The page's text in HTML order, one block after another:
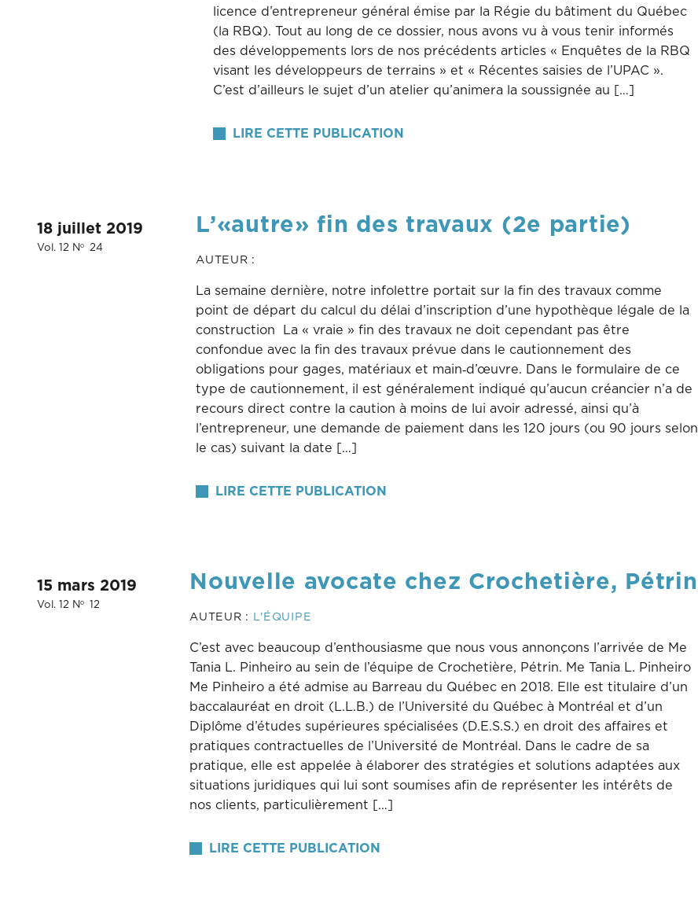
licence d’entrepreneur général émise par la Régie du bâtiment du Québec
(la RBQ). Tout au long de ce dossier, nous avons vu à vous tenir informés
des développements lors de nos précédents articles « Enquêtes de la RBQ
visant les développeurs de terrains » et « Récentes saisies de l’UPAC ».
C’est d’ailleurs le sujet d’un atelier qu’animera la soussignée au […]
LIRE CETTE PUBLICATION
18 juillet 2019
Vol. 12 No 24
L’«autre» fin des travaux (2e partie)
AUTEUR :
La semaine dernière, notre infolettre portait sur la fin des travaux comme
point de départ du calcul du délai d’inscription d’une hypothèque légale de la
construction La « vraie » fin des travaux ne doit cependant pas être
confondue avec la fin des travaux prévue dans le cautionnement des
obligations pour gages, matériaux et main‑d’œuvre. Dans le formulaire de ce
type de cautionnement, il est généralement indiqué qu’aucun créancier n’a de
recours direct contre la caution à moins de lui avoir adressé, ainsi qu’à
l’entrepreneur, une demande de paiement dans les 120 jours (ou 90 jours selon
le cas) suivant la date […]
LIRE CETTE PUBLICATION
15 mars 2019
Vol. 12 No 12
Nouvelle avocate chez Crochetière, Pétrin
AUTEUR : L'ÉQUIPE
C’est avec beaucoup d’enthousiasme que nous vous annonçons l’arrivée de Me
Tania L. Pinheiro au sein de l’équipe de Crochetière, Pétrin. Me Tania L. Pinheiro
Me Pinheiro a été admise au Barreau du Québec en 2018. Elle est titulaire d’un
baccalauréat en droit (L.L.B.) de l’Université du Québec à Montréal et d’un
Diplôme d’études supérieures spécialisées (D.E.S.S.) en droit des affaires et
pratiques contractuelles de l’Université de Montréal. Dans le cadre de sa
pratique, elle est appelée à élaborer des stratégies et solutions adaptées aux
situations juridiques qui lui sont soumises afin de représenter les intérêts de
nos clients, particulièrement […]
LIRE CETTE PUBLICATION